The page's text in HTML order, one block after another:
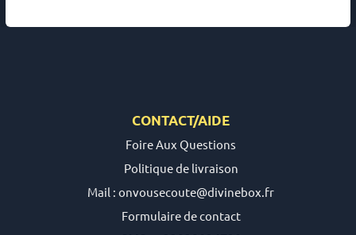
CONTACT/AIDE
Foire Aux Questions
Politique de livraison
Mail : onvousecoute@divinebox.fr
Formulaire de contact